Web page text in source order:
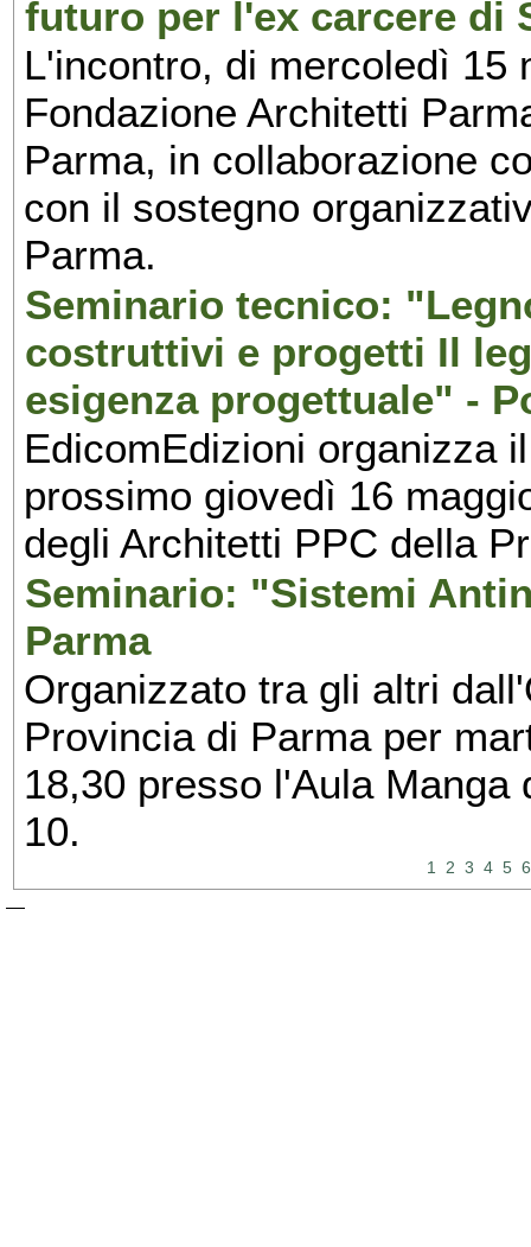
futuro per l'ex carcere di
L'incontro, di mercoledì 15
Fondazione Architetti
Parma, in collaborazione
con il sostegno
Parma.
Seminario tecnico:
costruttivi e progetti Il
esigenza progettuale" -
EdicomEdizioni organizza
prossimo giovedì 16
degli Architetti PPC della
Seminario: "Sistemi
Parma
Organizzato tra gli altri
Provincia di Parma per
18,30 presso l'Aula Manga
10.
1 2 3 4 5 6